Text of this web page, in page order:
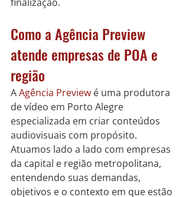
Como a Agência Preview
atende empresas de POA e
região
A Agência Preview é uma produtora
de vídeo em Porto Alegre
especializada em criar conteúdos
audiovisuais com propósito.
Atuamos lado a lado com empresas
da capital e região metropolitana,
entendendo suas demandas,
objetivos e o contexto em que estão